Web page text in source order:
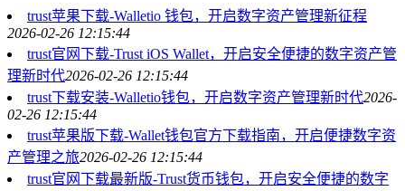
trust苹果下载-Walletio 钱包，开启数字资产管理新征程
2026-02-26 12:15:44
trust官网下载-Trust iOS Wallet，开启安全便捷的数字资产管
理新时代2026-02-26 12:15:44
trust下载安装-Walletio钱包，开启数字资产管理新时代2026-
02-26 12:15:44
trust苹果版下载-Wallet钱包官方下载指南，开启便捷数字资
产管理之旅2026-02-26 12:15:44
trust官网下载最新版-Trust货币钱包，开启安全便捷的数字